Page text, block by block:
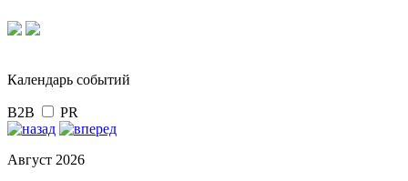
Календарь событий
B2B PR
Август 2026